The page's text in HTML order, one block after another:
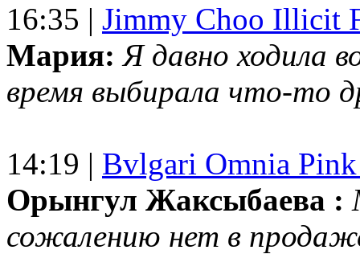
16:35 | Jimmy Choo Illicit
Мария: Я давно ходила
время выбирала что-то
14:19 | Bvlgari Omnia
Орынгул Жаксыбаева :
сожалению нет в